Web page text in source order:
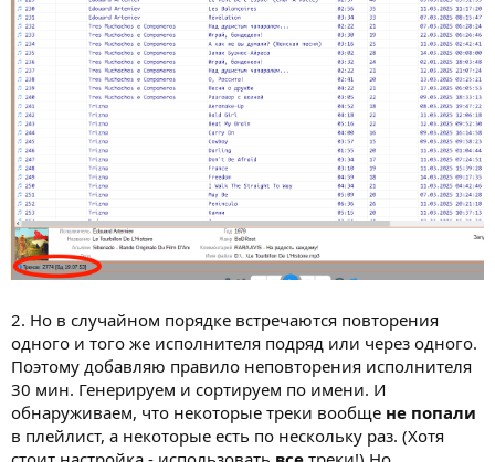
2. Но в случайном порядке встречаются повторения
одного и того же исполнителя подряд или через одного.
Поэтому добавляю правило неповторения исполнителя
30 мин. Генерируем и сортируем по имени. И
обнаруживаем, что некоторые треки вообще не попали
в плейлист, а некоторые есть по нескольку раз. (Хотя